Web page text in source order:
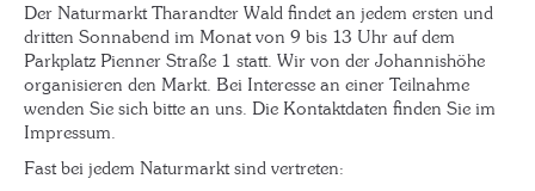
Der Naturmarkt Tharandter Wald findet an jedem ersten und
dritten Sonnabend im Monat von 9 bis 13 Uhr auf dem
Parkplatz Pienner Straße 1 statt. Wir von der Johannishöhe
organisieren den Markt. Bei Interesse an einer Teilnahme
wenden Sie sich bitte an uns. Die Kontaktdaten finden Sie im
Impressum.
Fast bei jedem Naturmarkt sind vertreten: